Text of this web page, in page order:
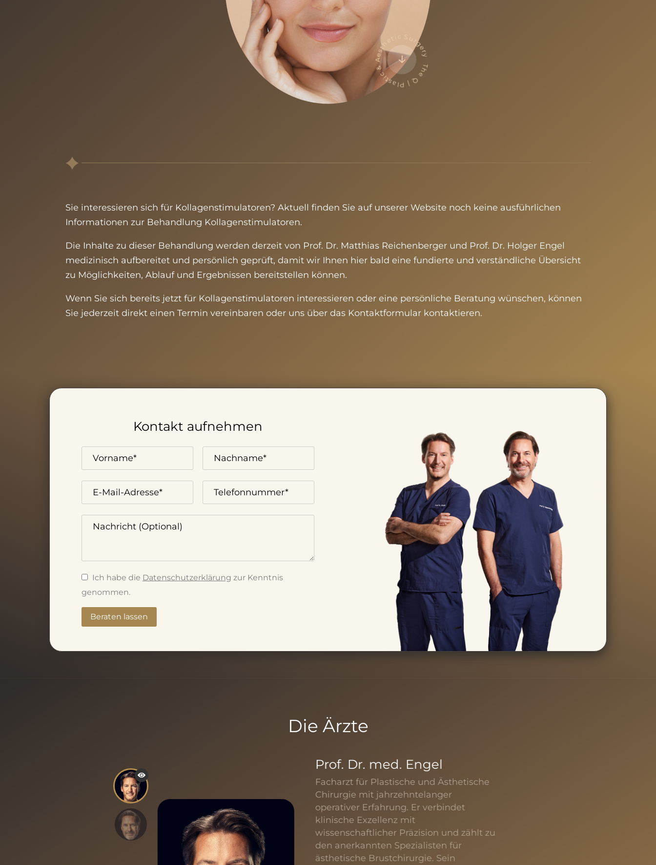
The Q | Plastic & Aesthetic Surgery
Sie interessieren sich für Kollagenstimulatoren? Aktuell finden Sie auf unserer Website noch keine ausführlichen
Informationen zur Behandlung Kollagenstimulatoren.
Die Inhalte zu dieser Behandlung werden derzeit von Prof. Dr. Matthias Reichenberger und Prof. Dr. Holger Engel
medizinisch aufbereitet und persönlich geprüft, damit wir Ihnen hier bald eine fundierte und verständliche Übersicht
zu Möglichkeiten, Ablauf und Ergebnissen bereitstellen können.
Wenn Sie sich bereits jetzt für Kollagenstimulatoren interessieren oder eine persönliche Beratung wünschen, können
Sie jederzeit direkt einen Termin vereinbaren oder uns über das Kontaktformular kontaktieren.
Kontakt aufnehmen
Ich habe die Datenschutzerklärung zur Kenntnis
genommen.
Die Ärzte
Prof. Dr. med. Engel
Facharzt für Plastische und Ästhetische
Chirurgie mit jahrzehntelanger
operativer Erfahrung. Er verbindet
klinische Exzellenz mit
wissenschaftlicher Präzision und zählt zu
den anerkannten Spezialisten für
ästhetische Brustchirurgie. Sein